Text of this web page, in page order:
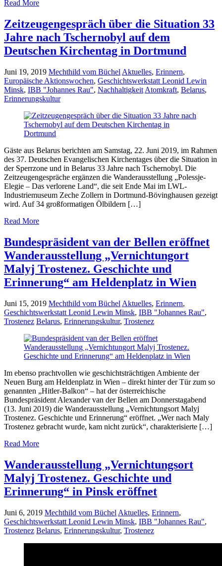
Read More
Zeitzeugengespräch über die Situation 33
Jahre nach Tschernobyl auf dem
Deutschen Kirchentag in Dortmund
Juni 19, 2019 Mechthild vom Büchel Aktuelles, Erinnern,
Europäische Aktionswochen, Geschichtswerkstatt Leonid Lewin
Minsk, IBB "Johannes Rau", Nachhaltigkeit Atomkraft, Belarus,
Erinnerungskultur
Gäste aus Belarus berichten am Samstag, 22. Juni 2019, im Rahmen
des 37. Deutschen Evangelischen Kirchentages über die Situation in
der Sperrzone und in Belarus 33 Jahre nach Tschernobyl. Die
Zeitzeugengespräche ergänzen die Wanderausstellung „Polessje-
Elegie – Das verlorene Land“, die seit Ende Mai im LWL-
Industriemuseum Zeche Zollern in Dortmund-Bövinghausen gezeigt
wird. Auf 34 großformatigen Ölbildern […]
Read More
Bundespräsident van der Bellen eröffnet
Wanderausstellung „Vernichtungort
Malyj Trostenez. Geschichte und
Erinnerung“ am Heldenplatz in Wien
Juni 15, 2019 Mechthild vom Büchel Aktuelles, Erinnern,
Geschichtswerkstatt Leonid Lewin Minsk, IBB "Johannes Rau",
Trostenez Belarus, Erinnerungskultur, Trostenez
Im ebenso prachtvollen wie geschichtsträchtigen Ambiente der
Neuen Burg am Heldenplatz in Wien – direkt hinter der Tür zum so
genannten „Hitler-Balkon“ – hat der österreichische
Bundespräsident Alexander van der Bellen am Donnerstagabend
(13. Juni 2019) die Wanderausstellung „Vernichtungsort Malyj
Trostenez. Geschichte und Erinnerung“ eröffnet. „Wer nach Maly
Trostenez gebracht wurde, kam nicht zurück“, charakterisierte […]
Read More
Wanderausstellung „Vernichtungsort
Malyj Trostenez. Geschichte und
Erinnerung“ in Pinsk eröffnet
Juni 6, 2019 Mechthild vom Büchel Aktuelles, Erinnern,
Geschichtswerkstatt Leonid Lewin Minsk, IBB "Johannes Rau",
Trostenez Belarus, Erinnerungskultur, Trostenez